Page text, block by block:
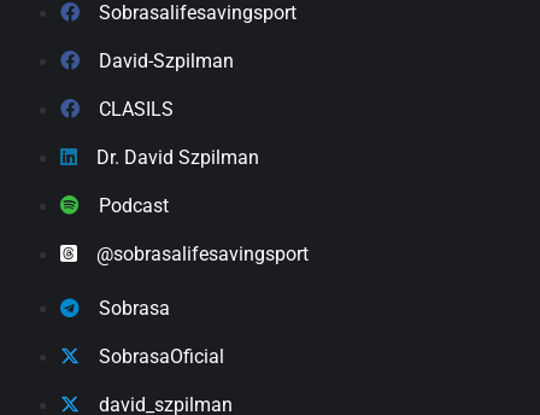
Sobrasalifesavingsport
David-Szpilman
CLASILS
Dr. David Szpilman
Podcast
@sobrasalifesavingsport
Sobrasa
SobrasaOficial
david_szpilman